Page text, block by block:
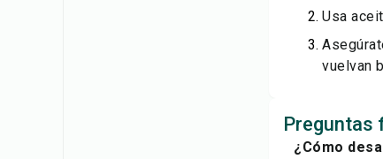
Usa
vuelvan
Preguntas
¿Cómo